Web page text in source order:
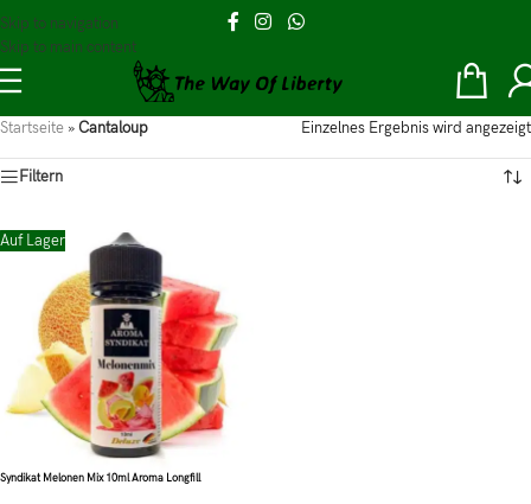
Skip to navigation
Skip to main content
Startseite »Cantaloup Einzelnes Ergebnis wird angezeigt
Filtern
Auf Lager
Syndikat Melonen Mix 10ml Aroma Longfill